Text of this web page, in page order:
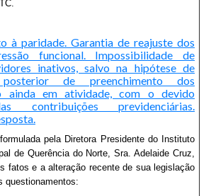
à paridade. Garantia de reajuste dos
funcional. Impossibilidade de
inativos, salvo na hipótese de
posterior de preenchimento dos
ainda em atividade, com o devido
contribuições previdenciárias.
pela Diretora Presidente do Instituto
de Querência do Norte, Sra. Adelaide Cruz,
fatos e a alteração recente de sua legislação
questionamentos: